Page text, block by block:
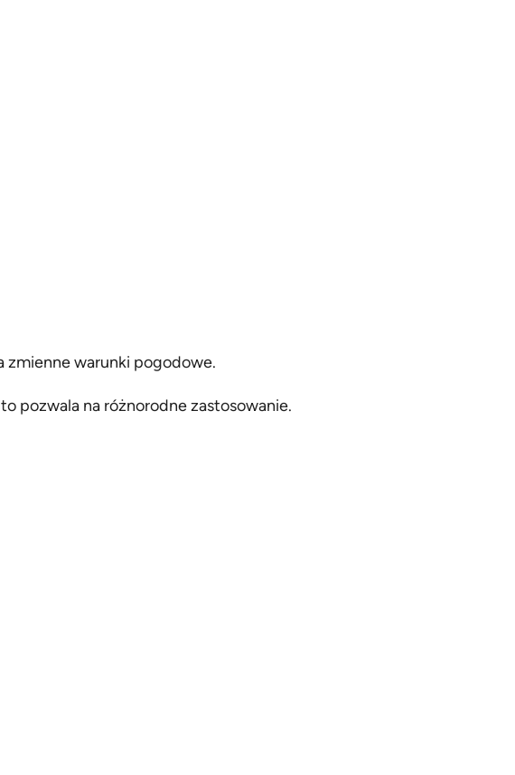
zmienne warunki pogodowe.
pozwala na różnorodne zastosowanie.